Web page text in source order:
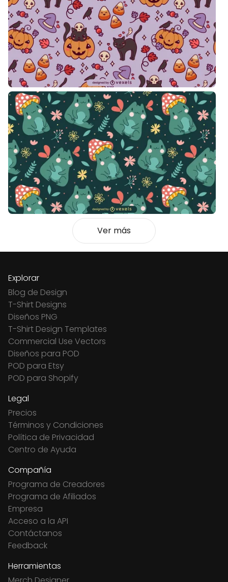
Ver más
Explorar
Blog de Design
T-Shirt Designs
Diseños PNG
T-Shirt Design Templates
Commercial Use Vectors
Diseños para POD
POD para Etsy
POD para Shopify
Legal
Precios
Términos y Condiciones
Política de Privacidad
Centro de Ayuda
Compañía
Programa de Creadores
Programa de Afiliados
Empresa
Acceso a la API
Contáctanos
Feedback
Herramientas